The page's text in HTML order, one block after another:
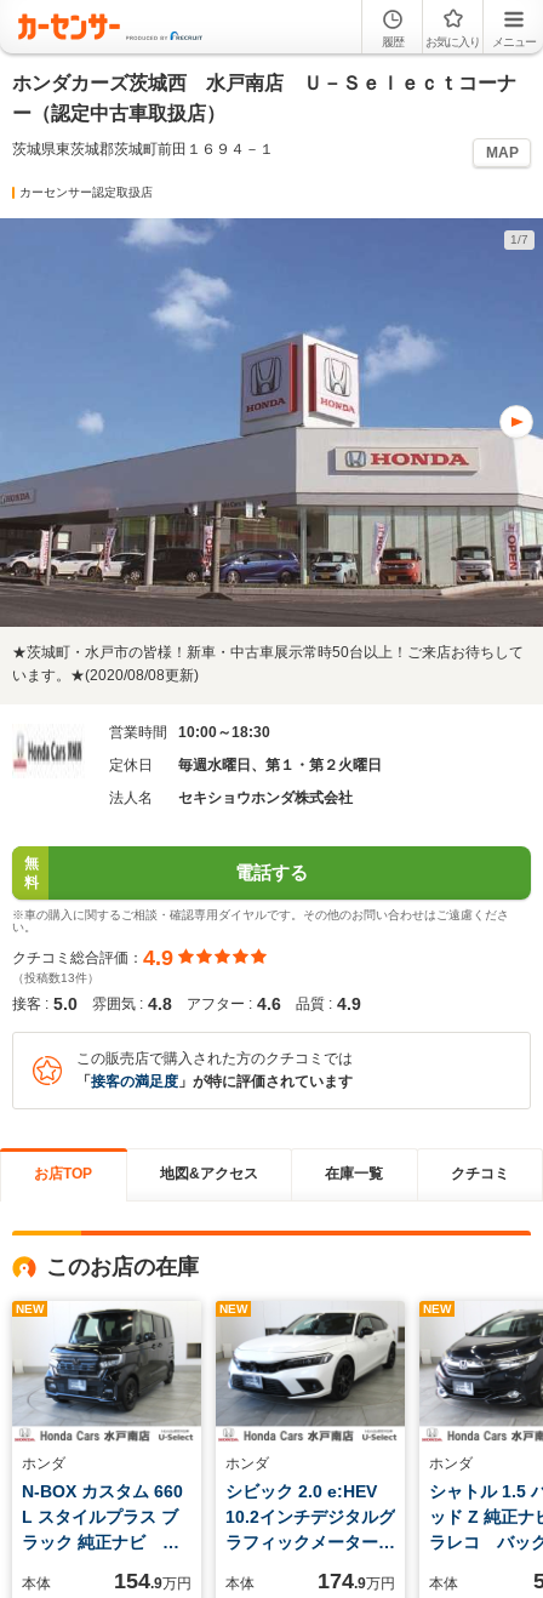
履歴 お気に入り メニュー
ホンダカーズ茨城西 水戸南店 Ｕ－Ｓｅｌｅｃｔコーナ
ー（認定中古車取扱店）
茨城県東茨城郡茨城町前田１６９４－１ MAP
カーセンサー認定取扱店
1/7
★茨城町・水戸市の皆様！新車・中古車展示常時50台以上！ご来店お待ちして
います。★(2020/08/08更新)
営業時間
10:00～18:30
定休日
毎週水曜日、第１・第２火曜日
法人名
セキショウホンダ株式会社
無
料
電話する
※車の購入に関するご相談・確認専用ダイヤルです。その他のお問い合わせはご遠慮くださ
い。
クチコミ総合評価： 4.9
（投稿数13件）
接客 : 5.0 雰囲気 : 4.8 アフター : 4.6 品質 : 4.9
この販売店で購入された方のクチコミでは
「接客の満足度 」が特に評価されています
お店TOP 地図&アクセス 在庫一覧 クチコミ
このお店の在庫
NEW
ホンダ
N-BOX カスタム 660
L スタイルプラス ブ
ラック 純正ナビ バ
本体 154.9万円
NEW
ホンダ
シビック 2.0 e:HEV
10.2インチデジタルグ
ラフィックメーター
本体 174.9万円
NEW
ホンダ
シャトル 1.5
ッド Z 純正
ラレコ バッ
本体